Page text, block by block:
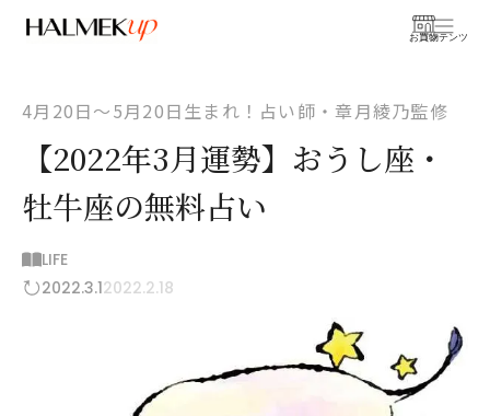
お買物
コンテンツ
4月20日〜5月20日生まれ！占い師・章月綾乃監修
【2022年3月運勢】おうし座・
牡牛座の無料占い
LIFE
2022.3.12022.2.18